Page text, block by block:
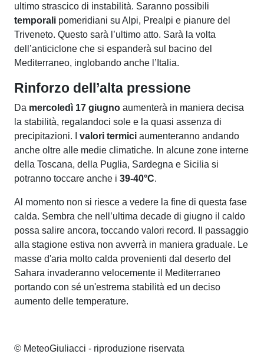
ultimo strascico di instabilità. Saranno possibili
temporali pomeridiani su Alpi, Prealpi e pianure del
Triveneto. Questo sarà l’ultimo atto. Sarà la volta
dell’anticiclone che si espanderà sul bacino del
Mediterraneo, inglobando anche l’Italia.
Rinforzo dell’alta pressione
Da mercoledì 17 giugno aumenterà in maniera decisa
la stabilità, regalandoci sole e la quasi assenza di
precipitazioni. I valori termici aumenteranno andando
anche oltre alle medie climatiche. In alcune zone interne
della Toscana, della Puglia, Sardegna e Sicilia si
potranno toccare anche i 39-40°C.
Al momento non si riesce a vedere la fine di questa fase
calda. Sembra che nell’ultima decade di giugno il caldo
possa salire ancora, toccando valori record. Il passaggio
alla stagione estiva non avverrà in maniera graduale. Le
masse d'aria molto calda provenienti dal deserto del
Sahara invaderanno velocemente il Mediterraneo
portando con sé un'estrema stabilità ed un deciso
aumento delle temperature.
© MeteoGiuliacci - riproduzione riservata